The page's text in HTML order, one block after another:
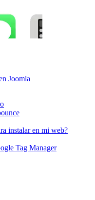
Joomla
instalar en mi web?
Tag Manager